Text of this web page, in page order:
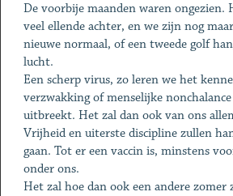
De voorbije maanden waren ongezien.
veel ellende achter, en we zijn nog
nieuwe normaal, of een tweede golf
lucht.
Een scherp virus, zo leren we het
verzwakking of menselijke
uitbreekt. Het zal dan ook van ons
Vrijheid en uiterste discipline zullen
gaan. Tot er een vaccin is, minstens
onder ons.
Het zal hoe dan ook een andere zomer